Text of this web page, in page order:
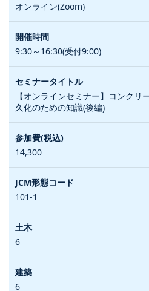
オンライン(Zoom)
9:30～16:30(受付9:00)
【オンラインセミナー】コンク
久化のための知識(後編)
14,300
101-1
6
6